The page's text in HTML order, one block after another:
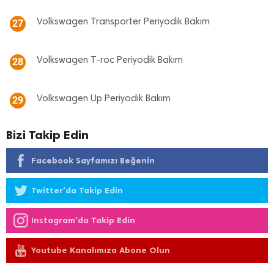
27 Volkswagen Transporter Periyodik Bakım
28 Volkswagen T-roc Periyodik Bakım
29 Volkswagen Up Periyodik Bakım
Bizi Takip Edin
Facebook Sayfamızı Beğenin
Twitter'da Takip Edin
Instagram'da Takip Edin
Youtube Kanalımıza Abone Olun